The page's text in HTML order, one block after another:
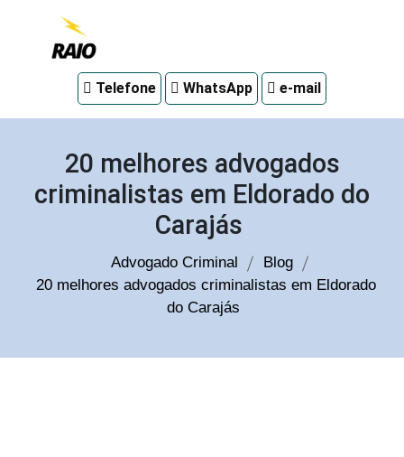
em
Telefone WhatsApp e-mail
20 melhores advogados
criminalistas em Eldorado do
Carajás
Advogado Criminal
Blog
20 melhores advogados criminalistas em Eldorado
do Carajás